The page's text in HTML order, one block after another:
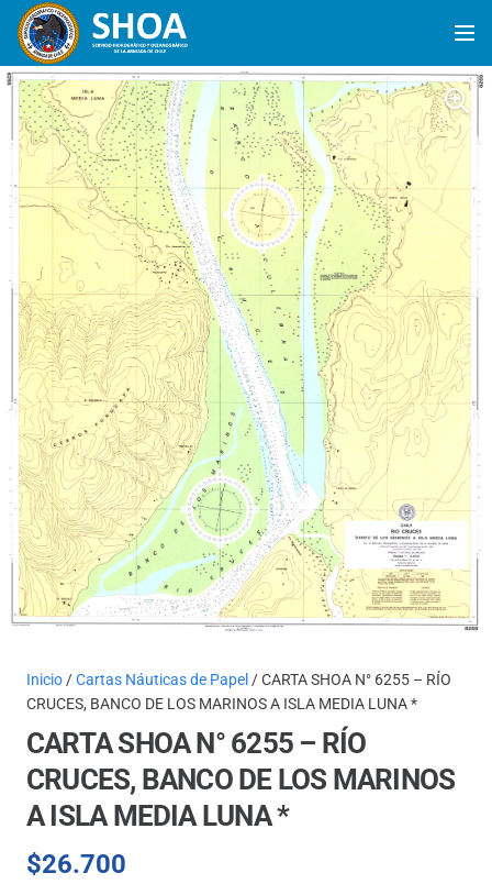
Inicio /Cartas Náuticas de Papel / CARTA SHOA N° 6255 – RÍO
CRUCES, BANCO DE LOS MARINOS A ISLA MEDIA LUNA *
CARTA SHOA N° 6255 – RÍO
CRUCES, BANCO DE LOS MARINOS
A ISLA MEDIA LUNA *
$26.700